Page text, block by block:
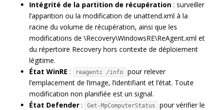
Intégrité de la partition de récupération : surveiller
l’apparition ou la modification de unattend.xml à la
racine du volume de récupération, ainsi que les
modifications de \Recovery\WindowsRE\ReAgent.xml et
du répertoire Recovery hors contexte de déploiement
légitime.
État WinRE : reagentc /info
pour relever
l’emplacement de l’image, l’identifiant et l’état. Toute
modification non planifiée est un signal.
État Defender : Get-MpComputerStatus
pour vérifier le